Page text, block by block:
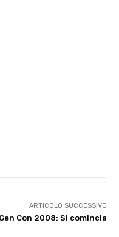
ARTICOLO SUCCESSIVO
Gen Con 2008: Si comincia